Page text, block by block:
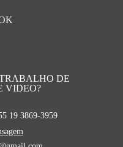
DE
VIDEO?
19 3869-3959